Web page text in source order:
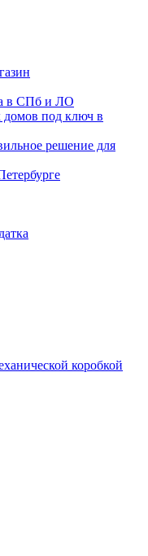
в СПб и ЛО
домов под ключ в
решение для
коробкой